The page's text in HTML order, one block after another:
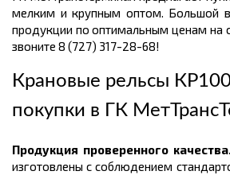
мелким и крупным оптом. Большой
продукции по оптимальным ценам на
звоните 8 (727) 317-28-68!
Крановые рельсы
покупки в ГК
Продукция проверенного
изготовлены с соблюдением